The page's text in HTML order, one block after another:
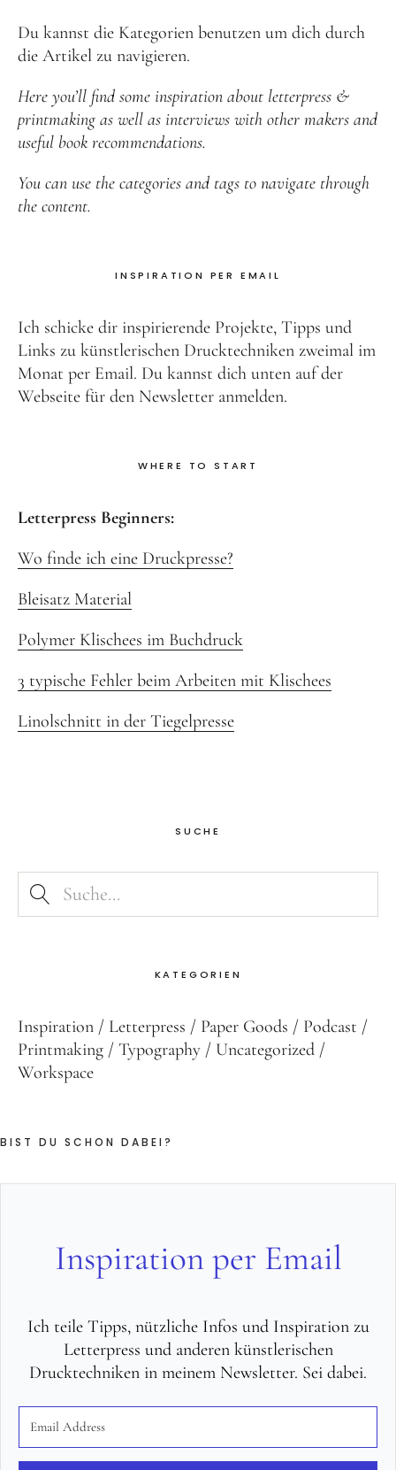
Du kannst die Kategorien benutzen um dich durch
die Artikel zu navigieren.
Here you’ll find some inspiration about letterpress &
printmaking as well as interviews with other makers and
useful book recommendations.
You can use the categories and tags to navigate through
the content.
INSPIRATION PER EMAIL
Ich schicke dir inspirierende Projekte, Tipps und
Links zu künstlerischen Drucktechniken zweimal im
Monat per Email. Du kannst dich unten auf der
Webseite für den Newsletter anmelden.
WHERE TO START
Letterpress Beginners:
Wo finde ich eine Druckpresse?
Bleisatz Material
Polymer Klischees im Buchdruck
3 typische Fehler beim Arbeiten mit Klischees
Linolschnitt in der Tiegelpresse
SUCHE
KATEGORIEN
Inspiration Letterpress Paper Goods
Podcast
Printmaking
Typography
Uncategorized
Workspace
BIST DU SCHON DABEI?
Inspiration per Email
Ich teile Tipps, nützliche Infos und Inspiration zu
Letterpress und anderen künstlerischen
Drucktechniken in meinem Newsletter. Sei dabei.